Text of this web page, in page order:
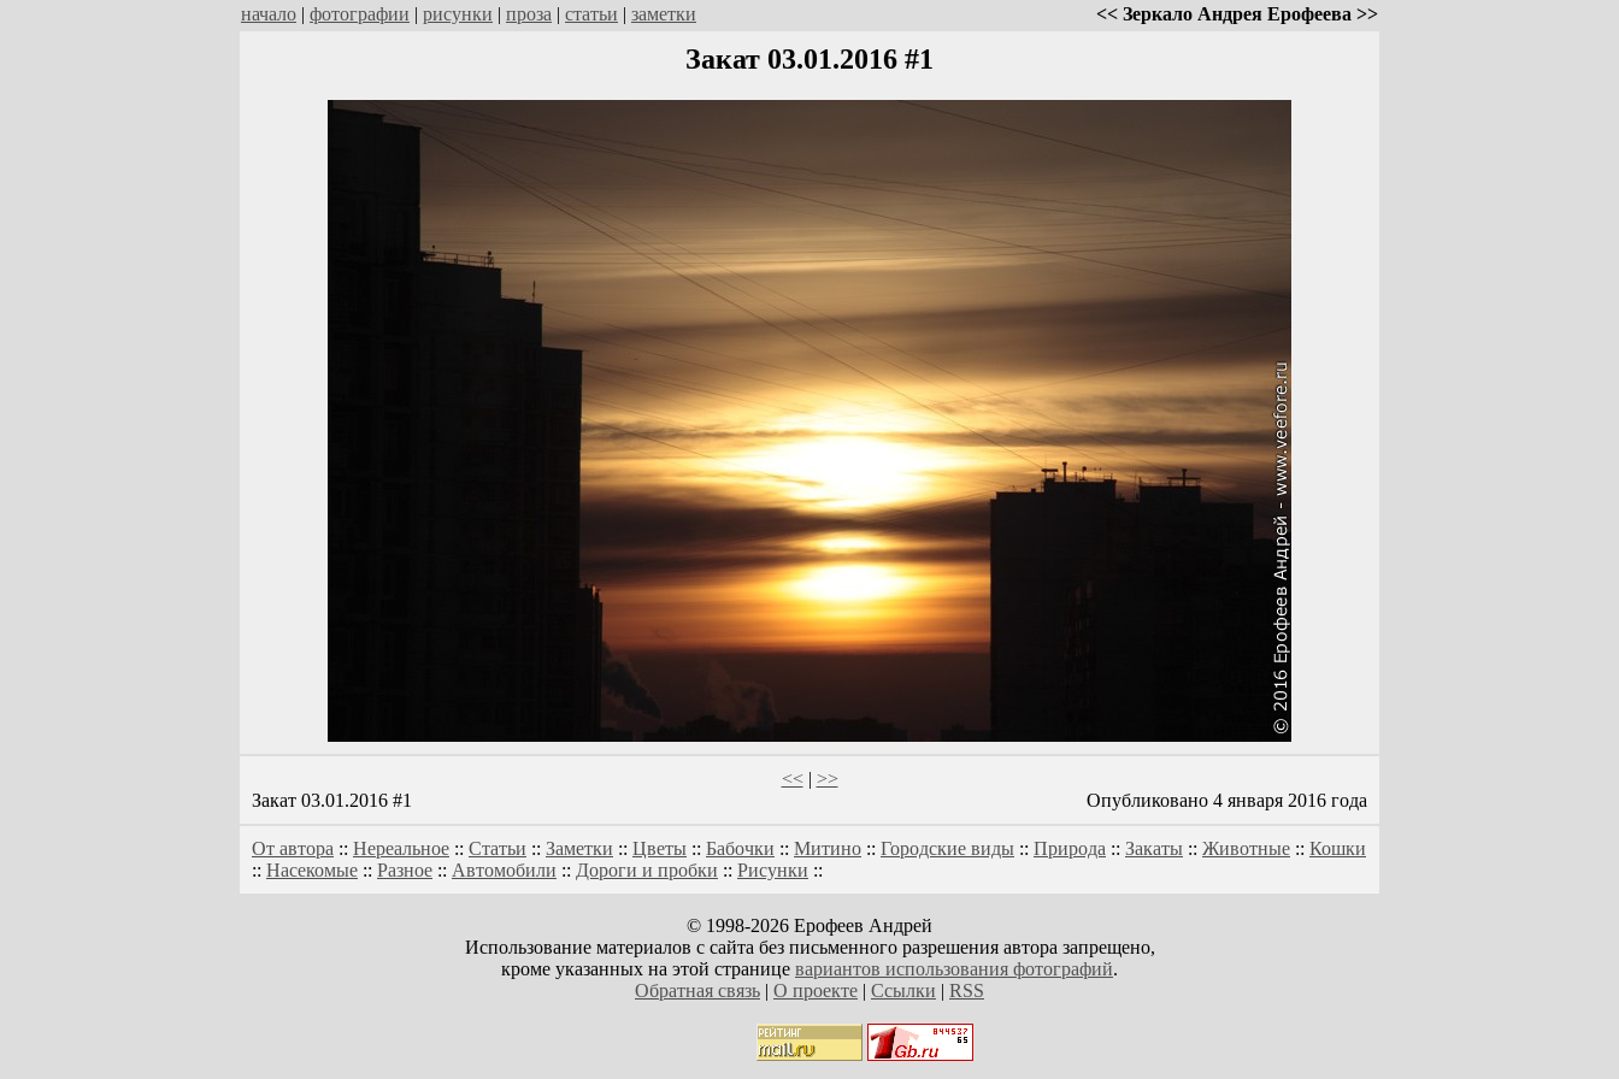
начало | фотографии | рисунки | проза | статьи | заметки << Зеркало Андрея Ерофеева >>
Закат 03.01.2016 #1
<<| >>
Закат 03.01.2016 #1
Опубликовано 4 января 2016 года
От автора :: Нереальное :: Статьи :: Заметки :: Цветы :: Бабочки :: Митино :: Городские виды :: Природа :: Закаты :: Животные :: Кошки
:: Насекомые :: Разное :: Автомобили :: Дороги и пробки :: Рисунки ::
© 1998-2026 Ерофеев Андрей
Использование материалов с сайта без письменного разрешения автора запрещено,
кроме указанных на этой странице вариантов использования фотографий.
Обратная связь | О проекте | Ссылки | RSS